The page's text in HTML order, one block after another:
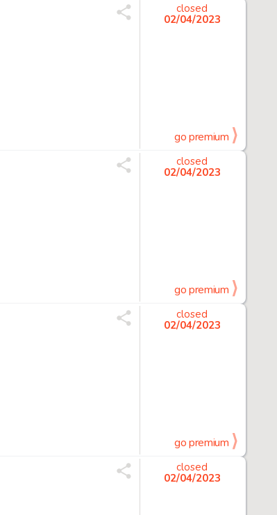
closed
02/04/2023
go premium
closed
02/04/2023
go premium
closed
02/04/2023
go premium
closed
02/04/2023